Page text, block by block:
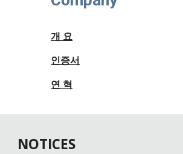
개 요
인증서
연 혁
NOTICES